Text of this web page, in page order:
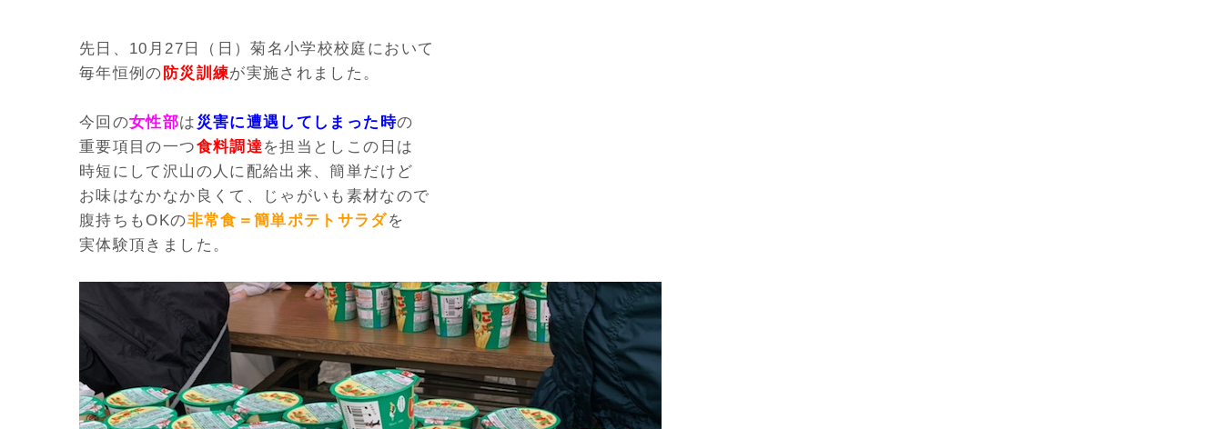
先日、10月27日（日）菊名小学校校庭において
毎年恒例の 防災訓練が実施されました。
今回の女性部は 災害に遭遇してしまった時の
重要項目の一つ食料調達を担当とし この日は
時短にして 沢山の 人 に配給出来、簡単だけど
お味はなかなか良くて、
じゃがいも素材なので
腹持ちもOKの非常食＝簡単ポテトサラダを
実体験頂きました。